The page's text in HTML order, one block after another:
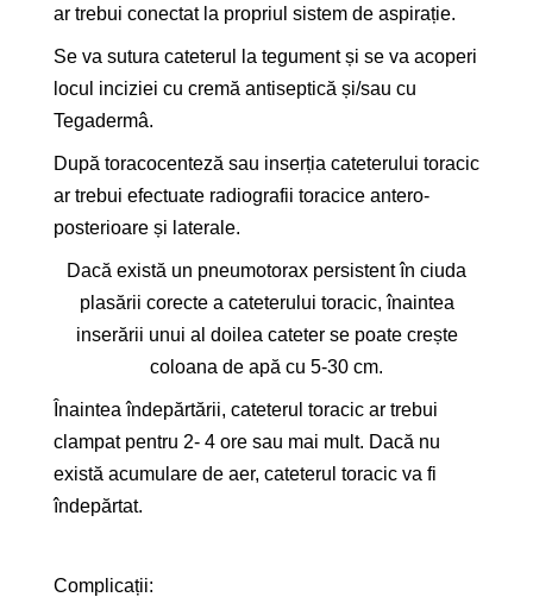
ar trebui conectat la propriul sistem de aspirație.
Se va sutura cateterul la tegument și se va acoperi
locul inciziei cu cremă antiseptică și/sau cu
Tegadermâ.
După toracocenteză sau inserția cateterului toracic
ar trebui efectuate radiografii toracice antero-
posterioare și laterale.
Dacă există un pneumotorax persistent în ciuda
plasării corecte a cateterului toracic,înaintea
inserării unui al doilea cateter se poate crește
coloana de apă cu 5-30 cm.
Înaintea îndepărtării, cateterul toracic ar trebui
clampat pentru 2- 4 ore sau mai mult. Dacă nu
există acumulare de aer, cateterul toracic va fi
îndepărtat.
Complicații: